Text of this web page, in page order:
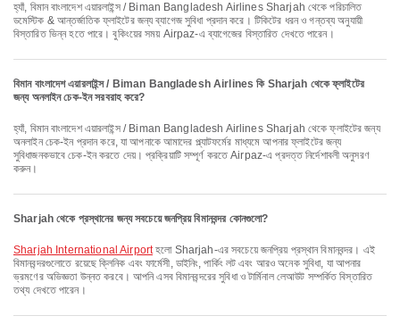
হ্যাঁ, বিমান বাংলাদেশ এয়ারলাইন্স / Biman Bangladesh Airlines Sharjah থেকে পরিচালিত
ডমেস্টিক & আন্তর্জাতিক ফ্লাইটের জন্য ব্যাগেজ সুবিধা প্রদান করে। টিকিটের ধরন ও গন্তব্য অনুযায়ী
বিস্তারিত ভিন্ন হতে পারে। বুকিংয়ের সময় Airpaz-এ ব্যাগেজের বিস্তারিত দেখতে পারেন।
বিমান বাংলাদেশ এয়ারলাইন্স / Biman Bangladesh Airlines কি Sharjah থেকে ফ্লাইটের
জন্য অনলাইন চেক-ইন সরবরাহ করে?
হ্যাঁ, বিমান বাংলাদেশ এয়ারলাইন্স / Biman Bangladesh Airlines Sharjah থেকে ফ্লাইটের জন্য
অনলাইন চেক-ইন প্রদান করে, যা আপনাকে আমাদের প্ল্যাটফর্মের মাধ্যমে আপনার ফ্লাইটের জন্য
সুবিধাজনকভাবে চেক-ইন করতে দেয়। প্রক্রিয়াটি সম্পূর্ণ করতে Airpaz-এ প্রদত্ত নির্দেশাবলী অনুসরণ
করুন।
Sharjah থেকে প্রস্থানের জন্য সবচেয়ে জনপ্রিয় বিমানবন্দর কোনগুলো?
Sharjah International Airportহলো Sharjah-এর সবচেয়ে জনপ্রিয় প্রস্থান বিমানবন্দর। এই
বিমানবন্দরগুলোতে রয়েছে ক্লিনিক এবং ফার্মেসী, ডাইনিং, পার্কিং লট এবং আরও অনেক সুবিধা, যা আপনার
ভ্রমণের অভিজ্ঞতা উন্নত করবে। আপনি এসব বিমানবন্দরের সুবিধা ও টার্মিনাল লেআউট সম্পর্কিত বিস্তারিত
তথ্য দেখতে পারেন।